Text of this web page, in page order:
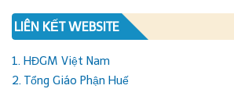
LIÊN KẾT WEBSITE
1. HĐGM Việt Nam
2. Tổng Giáo Phận Huế